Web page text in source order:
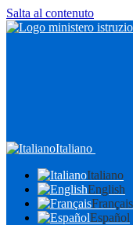
Salta al contenuto
Italiano
Italiano
English
Français
Español